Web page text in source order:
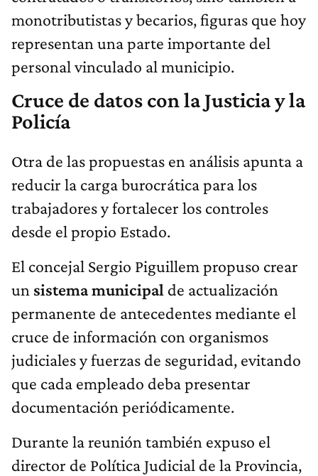
monotributistas y becarios, figuras que hoy
representan una parte importante del
personal vinculado al municipio.
Cruce de datos con la Justicia y la
Policía
Otra de las propuestas en análisis apunta a
reducir la carga burocrática para los
trabajadores y fortalecer los controles
desde el propio Estado.
El concejal Sergio Piguillem propuso crear
un sistema municipal de actualización
permanente de antecedentes mediante el
cruce de información con organismos
judiciales y fuerzas de seguridad, evitando
que cada empleado deba presentar
documentación periódicamente.
Durante la reunión también expuso el
director de Política Judicial de la Provincia,